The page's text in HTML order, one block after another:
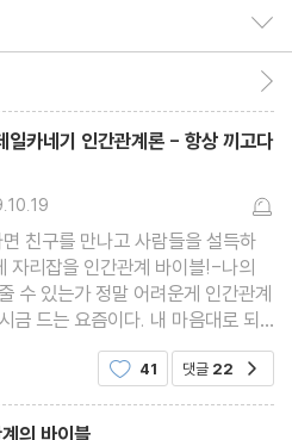
심을 불러일으키지 않고 사람을
시작하라
법
기하라
라
이끄는 방법
어라
기꺼이 하도록 만드는 방법
일카네기 인간관계론 - 항상 끼고다
친구를 만나고 사람들을 설득하
자리잡을 인간관계 바이블!-나의
수 있는가 정말 어려운게 인간관계
금 드는 요즘이다. 내 마음대로 되
, 그 순간에 어떻게 대해야 좋을지
에, 항상 인간관계를 이끌어가는 것
스스로
41 댓글 22
의 바이블